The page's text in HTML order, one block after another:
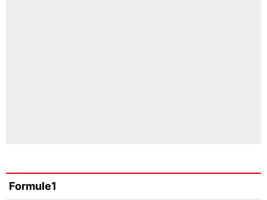
Formule1